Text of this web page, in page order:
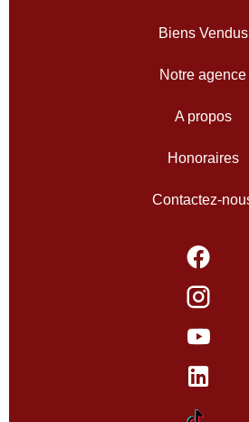
Biens Vendus
Notre agence
A propos
Honoraires
Contactez-